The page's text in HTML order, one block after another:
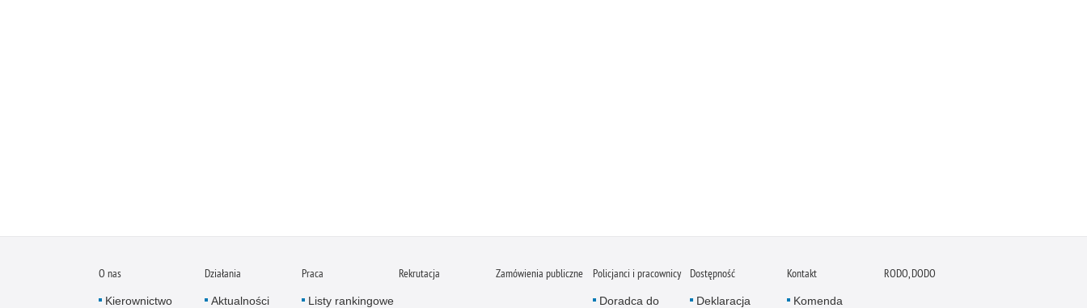
O nas
Kierownictwo
Działania
Aktualności
Praca
Listy rankingowe
Rekrutacja Zamówienia publiczne Policjanci i pracownicy
Doradca do
Dostępność
Deklaracja
Kontakt
Komenda
RODO, DODO